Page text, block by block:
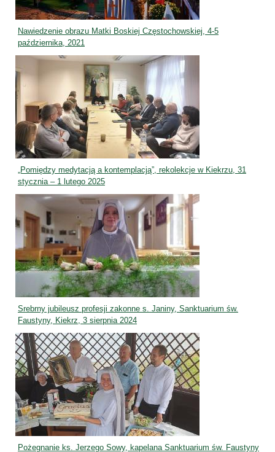
Nawiedzenie obrazu Matki Boskiej Częstochowskiej, 4-5
października, 2021
„Pomiędzy medytacją a kontemplacją”, rekolekcje w Kiekrzu, 31
stycznia – 1 lutego 2025
Srebrny jubileusz profesji zakonne s. Janiny, Sanktuarium św.
Faustyny, Kiekrz, 3 sierpnia 2024
Pożegnanie ks. Jerzego Sowy, kapelana Sanktuarium św. Faustyny